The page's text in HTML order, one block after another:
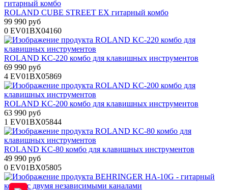
ROLAND CUBE STREET EX гитарный комбо
99 990 руб
0 EV01BX04160
ROLAND KC-220 комбо для клавишных инструментов
69 990 руб
4 EV01BX05869
ROLAND KC-200 комбо для клавишных инструментов
63 990 руб
1 EV01BX05844
ROLAND KC-80 комбо для клавишных инструментов
49 990 руб
0 EV01BX05805